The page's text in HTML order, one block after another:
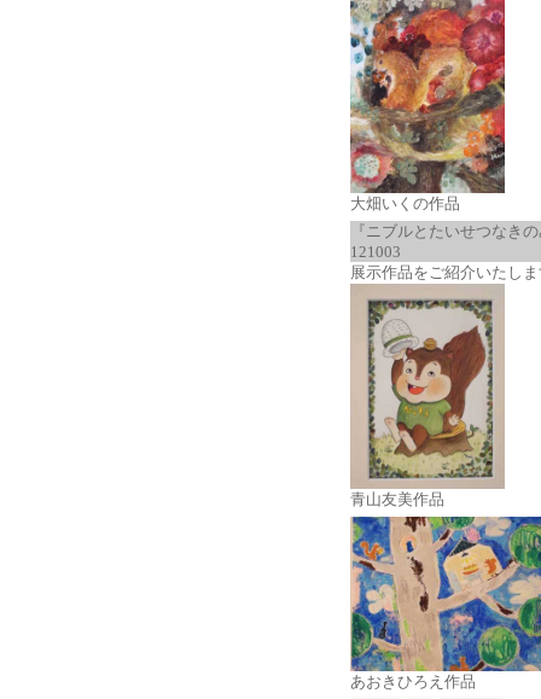
大畑いくの作品
『ニブルとたいせつなき
121003
展示作品をご紹介いたし
青山友美作品
あおきひろえ作品